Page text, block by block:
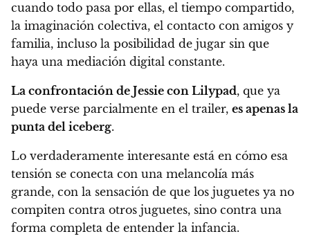
cuando todo pasa por ellas, el tiempo compartido,
la imaginación colectiva, el contacto con amigos y
familia, incluso la posibilidad de jugar sin que
haya una mediación digital constante.
La confrontación de Jessie con Lilypad, que ya
puede verse parcialmente en el trailer, es apenas la
punta del iceberg.
Lo verdaderamente interesante está en cómo esa
tensión se conecta con una melancolía más
grande, con la sensación de que los juguetes ya no
compiten contra otros juguetes, sino contra una
forma completa de entender la infancia.